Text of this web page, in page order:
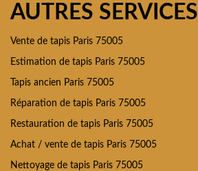
AUTRES SERVICES
Vente de tapis Paris 75005
Estimation de tapis Paris 75005
Tapis ancien Paris 75005
Réparation de tapis Paris 75005
Restauration de tapis Paris 75005
Achat / vente de tapis Paris 75005
Nettoyage de tapis Paris 75005